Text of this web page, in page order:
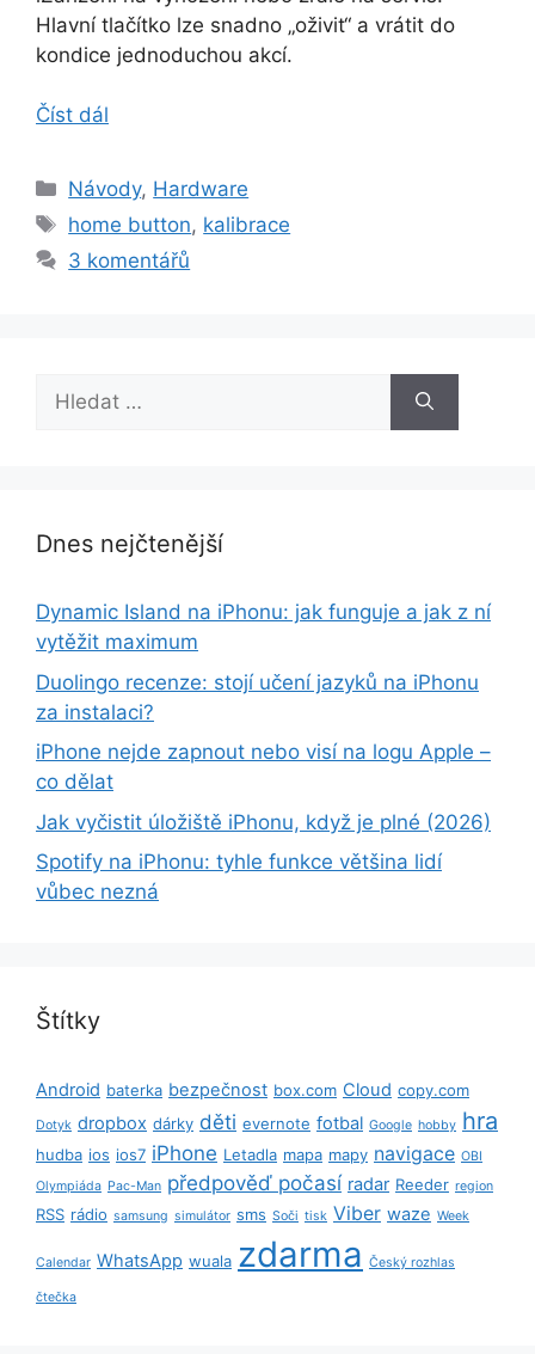
Hlavní tlačítko lze snadno „oživit“ a vrátit do
kondice jednoduchou akcí.
Číst dál
Rubriky
Návody, Hardware
Štítky
home button, kalibrace
3 komentářů
Hledat:
Dnes nejčtenější
Dynamic Island na iPhonu: jak funguje a jak z ní
vytěžit maximum
Duolingo recenze: stojí učení jazyků na iPhonu
za instalaci?
iPhone nejde zapnout nebo visí na logu Apple –
co dělat
Jak vyčistit úložiště iPhonu, když je plné (2026)
Spotify na iPhonu: tyhle funkce většina lidí
vůbec nezná
Štítky
Android baterka bezpečnost box.com Cloud copy.com
Dotyk dropbox dárky děti evernote fotbal Google hobby hra
hudba ios ios7 iPhone Letadla mapa mapy navigace OBI
Olympiáda Pac-Man předpověď počasí radar Reeder region
RSS rádio samsung simulátor sms Soči tisk Viber waze Week
Calendar WhatsApp wuala zdarma Český rozhlas
čtečka